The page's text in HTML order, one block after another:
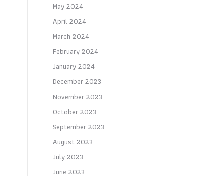
May 2024
April 2024
March 2024
February 2024
January 2024
December 2023
November 2023
October 2023
September 2023
August 2023
July 2023
June 2023